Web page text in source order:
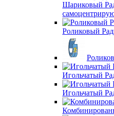
Шариковый
Роликовый
Игольчатый
Игольчатый